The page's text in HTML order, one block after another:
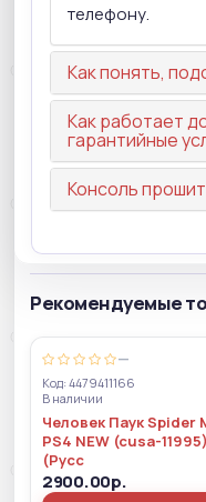
телефону.
Как понять,
Как работает
гарантийные
Консоль
Рекомендуемые
—
Код: 4479411166
В наличии
Человек Паук Spider
PS4 NEW (cusa-11995)
(Русс
2900.00р.